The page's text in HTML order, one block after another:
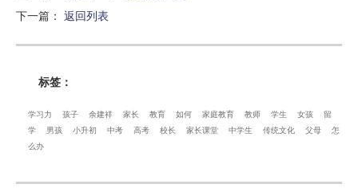
下一篇 ： 返回列表
标签：
学习力 孩子 余建祥 家长 教育 如何 家庭教育 教师 学生 女孩
留
学
男孩 小升初 中考 高考 校长 家长课堂 中学生 传统文化 父母
怎
么办